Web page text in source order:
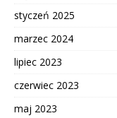
styczeń 2025
marzec 2024
lipiec 2023
czerwiec 2023
maj 2023